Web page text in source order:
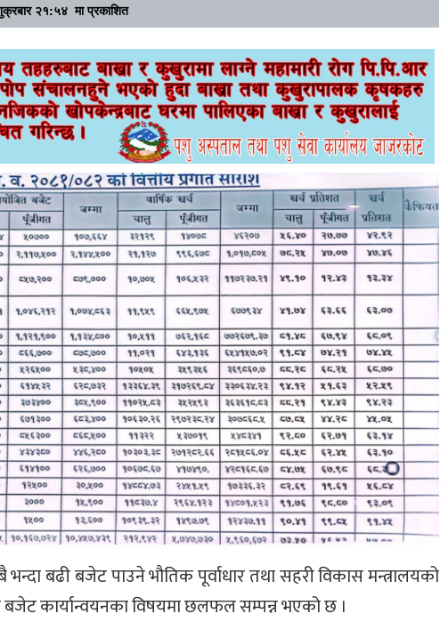
२१:५४ मा प्रकाशित
बढी बजेट पाउने भौतिक पूर्वाधार तथा सहरी विकास मन्त्रालयको
बजेट कार्यान्वयनका विषयमा छलफल सम्पन्न भएको छ ।